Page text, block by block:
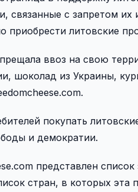
связанные с запретом
приобрести литовские
ввоз на свою
шоколад из Украины,
покупать
и демократии.
представлен
стран, в которых